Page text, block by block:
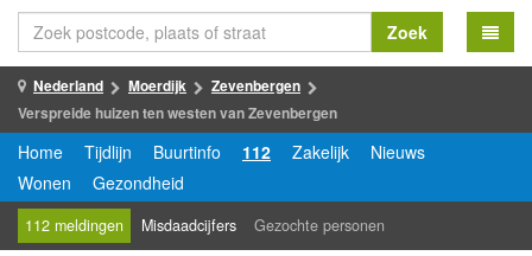
Zoek
Nederland Moerdijk
Zevenbergen
Verspreide huizen ten westen van Zevenbergen
Home Tijdlijn Buurtinfo 112 Zakelijk
Nieuws
Wonen
Gezondheid
112 meldingen Misdaadcijfers Gezochte personen